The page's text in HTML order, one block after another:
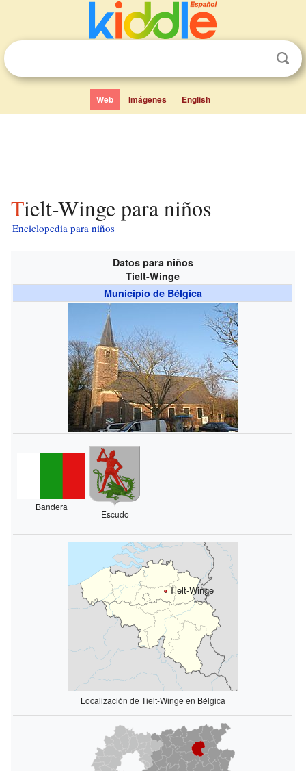
Web Imágenes English
Tielt-Winge para niños
Enciclopedia para niños
Datos para niños
Tielt-Winge
Municipio de Bélgica
Bandera
Escudo
Tielt-Winge
Localización de Tielt-Winge en Bélgica